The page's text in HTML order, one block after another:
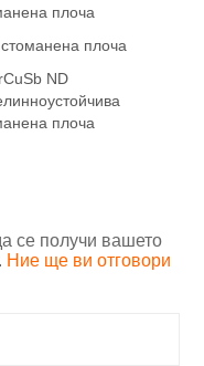
плоча
плоча
ND
плоча
се получи вашето
Ние ще ви отговори